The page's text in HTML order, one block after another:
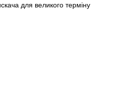
для великого терміну